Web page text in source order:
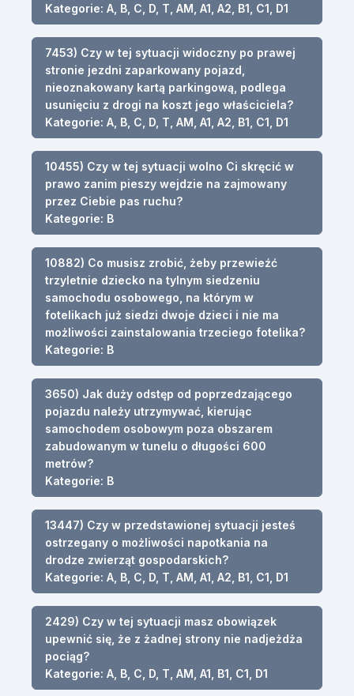
Kategorie: A, B, C, D, T, AM, A1, A2, B1, C1, D1
7453) Czy w tej sytuacji widoczny po prawej
stronie jezdni zaparkowany pojazd,
nieoznakowany kartą parkingową, podlega
usunięciu z drogi na koszt jego właściciela?
Kategorie: A, B, C, D, T, AM, A1, A2, B1, C1, D1
10455) Czy w tej sytuacji wolno Ci skręcić w
prawo zanim pieszy wejdzie na zajmowany
przez Ciebie pas ruchu?
Kategorie: B
10882) Co musisz zrobić, żeby przewieźć
trzyletnie dziecko na tylnym siedzeniu
samochodu osobowego, na którym w
fotelikach już siedzi dwoje dzieci i nie ma
możliwości zainstalowania trzeciego fotelika?
Kategorie: B
3650) Jak duży odstęp od poprzedzającego
pojazdu należy utrzymywać, kierując
samochodem osobowym poza obszarem
zabudowanym w tunelu o długości 600
metrów?
Kategorie: B
13447) Czy w przedstawionej sytuacji jesteś
ostrzegany o możliwości napotkania na
drodze zwierząt gospodarskich?
Kategorie: A, B, C, D, T, AM, A1, A2, B1, C1, D1
2429) Czy w tej sytuacji masz obowiązek
upewnić się, że z żadnej strony nie nadjeżdża
pociąg?
Kategorie: A, B, C, D, T, AM, A1, B1, C1, D1